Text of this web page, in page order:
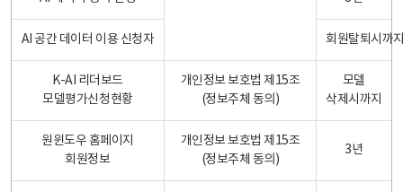
AI 공간 데이터 이용 신청자 회원탈퇴시까
K-AI 리더보드
모델평가신청현황
개인정보 보호법 제15조
(정보주체 동의)
모델
삭제시까지
원윈도우 홈페이지
회원정보
개인정보 보호법 제15조
(정보주체 동의)
3년